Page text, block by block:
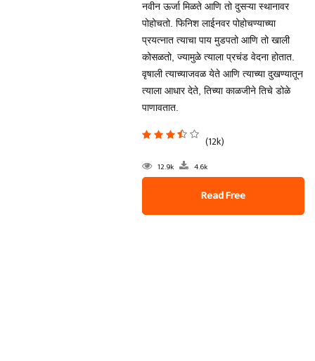
नवीन ऊर्जा मिळते आणि तो दुसऱ्या स्थानावर
पोहोचतो. फिनिश लाईनवर पोहोचण्याच्या
प्रयत्नात त्याचा पाय मुडपतो आणि तो खाली
कोसळतो, ज्यामुळे त्याला प्रचंड वेदना होतात.
वृषाली त्याच्याजवळ येते आणि त्याच्या दुखण्यातून
त्याला आधार देते, तिच्या काळजीने तिचे डोळे
पाणावतात.
(12k)
12.9k 4.6k
Read Free